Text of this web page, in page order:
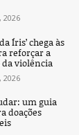
2026
Íris’ chega às
reforçar a
violência
2026
um guia
doações